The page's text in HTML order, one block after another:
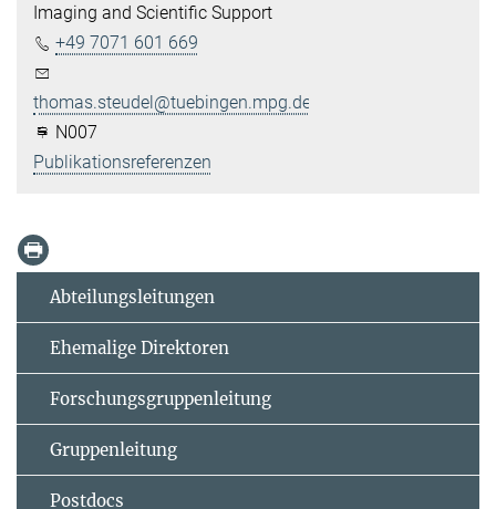
Imaging and Scientific Support
+49 7071 601 669
thomas.steudel@tuebingen.mpg.de
N007
Publikationsreferenzen
Abteilungsleitungen
Ehemalige Direktoren
Forschungsgruppenleitung
Gruppenleitung
Postdocs